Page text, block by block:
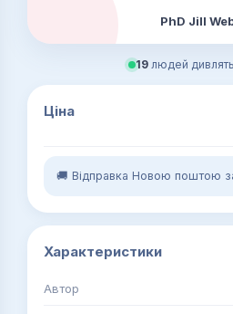
PhD Jill
19 людей
Ціна
🚚 Відправка Новою поштою
Характеристики
Автор